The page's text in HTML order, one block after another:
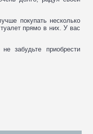
покупать несколько
прямо в них. У вас
забудьте приобрести